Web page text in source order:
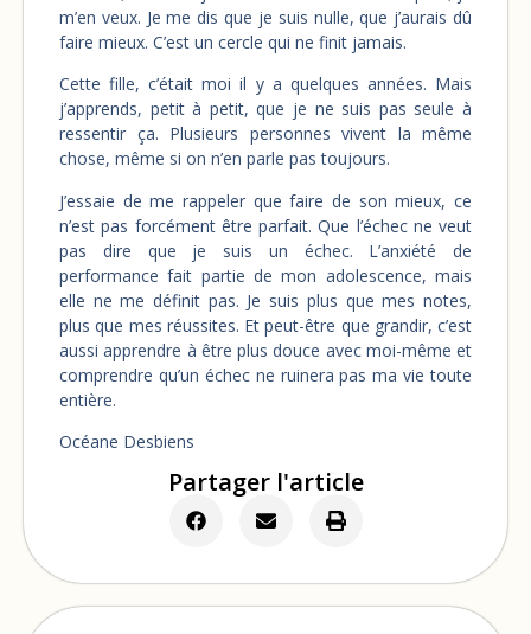
m’en veux. Je me dis que je suis nulle, que j’aurais dû
faire mieux. C’est un cercle qui ne finit jamais.
Cette fille, c’était moi il y a quelques années. Mais
j’apprends, petit à petit, que je ne suis pas seule à
ressentir ça. Plusieurs personnes vivent la même
chose, même si on n’en parle pas toujours.
J’essaie de me rappeler que faire de son mieux, ce
n’est pas forcément être parfait. Que l’échec ne veut
pas dire que je suis un échec. L’anxiété de
performance fait partie de mon adolescence, mais
elle ne me définit pas. Je suis plus que mes notes,
plus que mes réussites. Et peut-être que grandir, c’est
aussi apprendre à être plus douce avec moi-même et
comprendre qu’un échec ne ruinera pas ma vie toute
entière.
Océane Desbiens
Partager l'article